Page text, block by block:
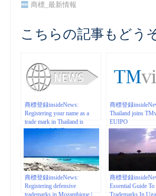
商標_最新情報
こちらの記事もどう
商標登録insideNews:
Registering your name as a
trade mark in Thailand is
simple, right? | Rouse
商標登録
Thailand joins
EUIPO
商標登録insideNews:
Registering defensive
trademarks in Mozambique |
商標登録
Essential Guide
Trademarks In